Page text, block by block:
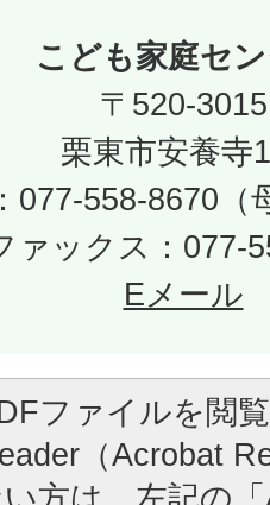
こども家庭セ
〒520-3015
栗東市安養寺
077-558-8670（
ァックス：077-
Eメール
ファイルを閲
（Acrobat
方は、左記の